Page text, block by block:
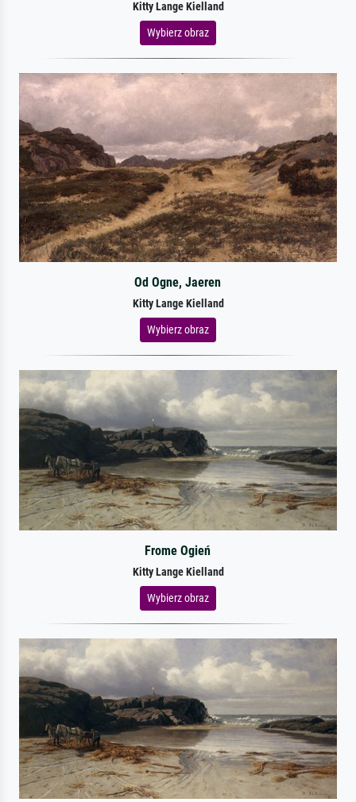
Kitty Lange Kielland
Wybierz obraz
Od Ogne, Jaeren
Kitty Lange Kielland
Wybierz obraz
Frome Ogień
Kitty Lange Kielland
Wybierz obraz